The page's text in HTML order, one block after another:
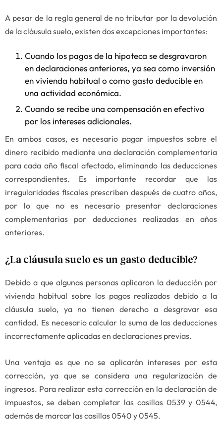
A pesar de la regla general de no tributar por la devolución
de la cláusula suelo, existen dos excepciones importantes:
Cuando los pagos de la hipoteca se desgravaron
en declaraciones anteriores, ya sea como inversión
en vivienda habitual o como gasto deducible en
una actividad económica.
Cuando se recibe una compensación en efectivo
por los intereses adicionales.
En ambos casos, es necesario pagar impuestos sobre el
dinero recibido mediante una declaración complementaria
para cada año fiscal afectado, eliminando las deducciones
correspondientes. Es importante recordar que las
irregularidades fiscales prescriben después de cuatro años,
por lo que no es necesario presentar declaraciones
complementarias por deducciones realizadas en años
anteriores.
¿La cláusula suelo es un gasto deducible?
Debido a que algunas personas aplicaron la deducción por
vivienda habitual sobre los pagos realizados debido a la
cláusula suelo, ya no tienen derecho a desgravar esa
cantidad. Es necesario calcular la suma de las deducciones
incorrectamente aplicadas en declaraciones previas.
Una ventaja es que no se aplicarán intereses por esta
corrección, ya que se considera una regularización de
ingresos. Para realizar esta corrección en la declaración de
impuestos, se deben completar las casillas 0539 y 0544,
además de marcar las casillas 0540 y 0545.